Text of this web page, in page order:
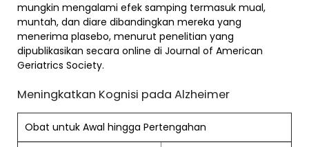
mungkin mengalami efek samping termasuk mual,
muntah, dan diare dibandingkan mereka yang
menerima plasebo, menurut penelitian yang
dipublikasikan secara online di Journal of American
Geriatrics Society.
Meningkatkan Kognisi pada Alzheimer
Obat untuk Awal hingga Pertengahan